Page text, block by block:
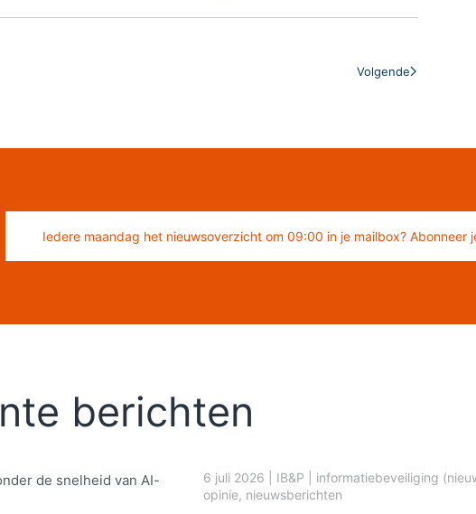
Volgende
Iedere maandag het nieuwsoverzicht om 09:00 in je mailbox? Abonneer
berichten
de snelheid van AI-
6 juli 2026 IB&P informatiebeveiliging
opinie, nieuwsberichten